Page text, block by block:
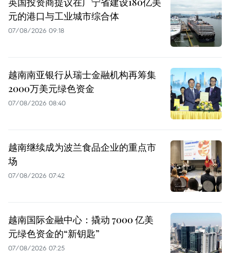
元的港口与工业城市综合体
07/08/2026 09:18
越南南亚银行从瑞士金融机构再筹集
2000万美元绿色资金
07/08/2026 08:40
越南继续成为波兰食品企业的重点市
场
07/08/2026 07:42
越南国际金融中心：撬动 7000 亿美
元绿色资金的“新钥匙”
07/08/2026 07:25